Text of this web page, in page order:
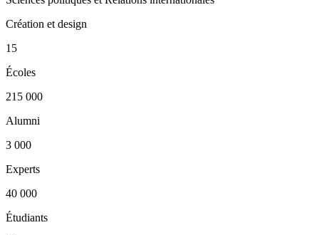
Création et design
15
Écoles
215 000
Alumni
3 000
Experts
40 000
Étudiants